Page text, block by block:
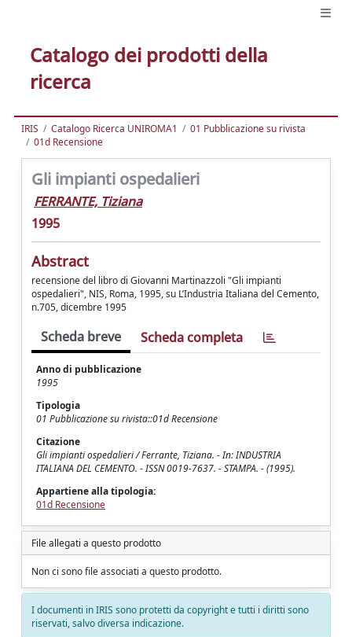
Catalogo dei prodotti della
ricerca
IRIS Catalogo Ricerca UNIROMA1
01 Pubblicazione su rivista
01d Recensione
Gli impianti ospedalieri
FERRANTE, Tiziana
1995
Abstract
recensione del libro di Giovanni Martinazzoli "Gli impianti
ospedalieri", NIS, Roma, 1995, su L’Industria Italiana del Cemento,
n.705, dicembre 1995
Scheda breve Scheda completa
Anno di pubblicazione
1995
Tipologia
01 Pubblicazione su rivista::01d Recensione
Citazione
Gli impianti ospedalieri / Ferrante, Tiziana. - In: INDUSTRIA
ITALIANA DEL CEMENTO. - ISSN 0019-7637. - STAMPA. - (1995).
Appartiene alla tipologia:
01d Recensione
File allegati a questo prodotto
Non ci sono file associati a questo prodotto.
I documenti in IRIS sono protetti da copyright e tutti i diritti sono
riservati, salvo diversa indicazione.